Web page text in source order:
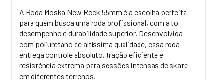
A Roda Moska New Rock 55mm é a escolha perfeita
para quem busca uma roda profissional, com alto
desempenho e durabilidade superior. Desenvolvida
com poliuretano de altíssima qualidade, essa roda
entrega controle absoluto, tração eficiente e
resistência extrema para sessões intensas de skate
em diferentes terrenos.